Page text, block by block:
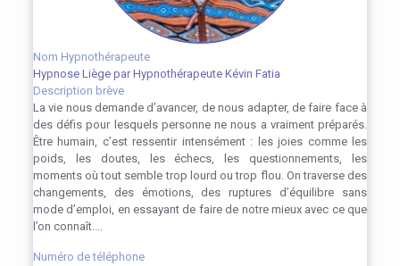
Nom Hypnothérapeute
Hypnose Liège par Hypnothérapeute Kévin Fatia
Description brève
La vie nous demande d’avancer, de nous adapter, de faire face à
des défis pour lesquels personne ne nous a vraiment préparés.
Être humain, c’est ressentir intensément : les joies comme les
poids, les doutes, les échecs, les questionnements, les
moments où tout semble trop lourd ou trop flou. On traverse des
changements, des émotions, des ruptures d’équilibre sans
mode d’emploi, en essayant de faire de notre mieux avec ce que
l’on connaît....
Numéro de téléphone